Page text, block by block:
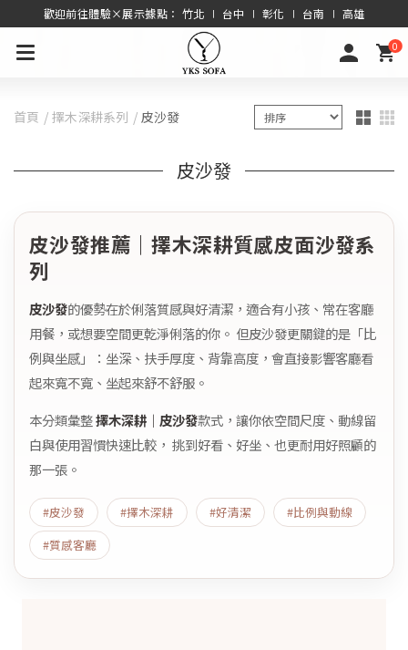
歡迎前往體驗×展示據點： 竹北 ∣ 台中 ∣ 彰化 ∣ 台南 ∣ 高雄
0
首頁 擇木深耕系列 皮沙發
皮沙發
皮沙發推薦｜擇木深耕質感皮面沙發系
列
皮沙發的優勢在於俐落質感與好清潔，適合有小孩、常在客廳
用餐，或想要空間更乾淨俐落的你。 但皮沙發更關鍵的是「比
例與坐感」：坐深、扶手厚度、背靠高度，會直接影響客廳看
起來寬不寬、坐起來舒不舒服。
本分類彙整擇木深耕｜皮沙發款式，讓你依空間尺度、動線留
白與使用習慣快速比較， 挑到好看、好坐、也更耐用好照顧的
那一張。
#皮沙發 #擇木深耕 #好清潔
#比例與動線
#質感客廳